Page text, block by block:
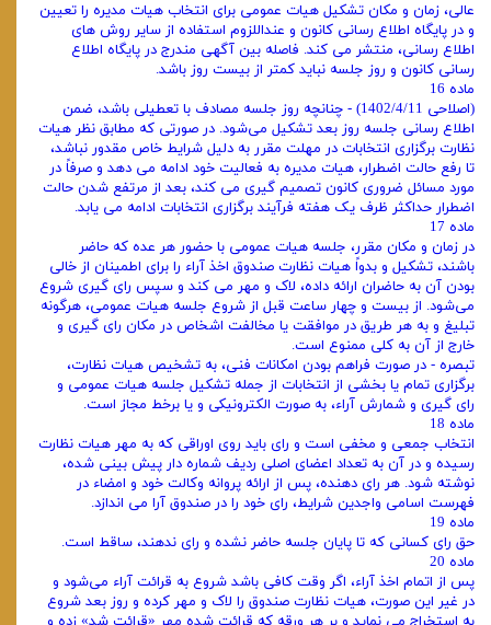
عالی، زمان و مکان تشکیل هیات عمومی برای انتخاب هیات ‌مدیره را تعیین
و در پایگاه اطلاع ‌رسانی کانون و عنداللزوم استفاده از سایر روش‌ های
اطلاع ‌رسانی، منتشر می کند. فاصله بین آگهی مندرج در پایگاه اطلاع
‌رسانی کانون و روز جلسه نباید کمتر از بیست روز باشد.
ماده 16
(اصلاحی 1402/4/11) - چنانچه روز جلسه مصادف با تعطیلی باشد، ضمن
اطلاع رسانی جلسه روز بعد تشکیل می‌شود. در صورتی که مطابق نظر هیات
نظارت برگزاری انتخابات در مهلت مقرر به دلیل شرایط خاص مقدور نباشد،
تا رفع حالت اضطرار، هیات مدیره به فعالیت خود ادامه می دهد و صرفاً در
مورد مسائل ضروری کانون تصمیم گیری می کند، بعد از مرتفع شدن حالت
اضطرار حداکثر ظرف یک هفته فرآیند برگزاری انتخابات ادامه می یابد.
ماده 17
در زمان و مکان مقرر، جلسه هیات عمومی با حضور هر عده که حاضر
باشند، تشکیل و بدواً هیات نظارت صندوق اخذ آراء را برای اطمینان از خالی
بودن آن به حاضران ارائه داده، لاک و مهر می کند و سپس رای ‌گیری شروع
می‌شود. از بیست و چهار ساعت قبل از شروع جلسه هیات عمومی، هرگونه
تبلیغ و به هر طریق در موافقت یا مخالفت اشخاص در مکان رای ‌گیری و
خارج از آن به کلی ممنوع است.
تبصره - در صورت فراهم بودن امکانات فنی، به تشخیص هیات نظارت،
برگزاری تمام یا بخشی از انتخابات از جمله تشکیل جلسه هیات عمومی و
رای ‌گیری و شمارش آراء، به ‌صورت الکترونیکی و یا برخط مجاز است.
ماده 18
انتخاب جمعی و مخفی است و رای باید روی اوراقی که به مهر هیات نظارت
رسیده و در آن به تعداد اعضای اصلی ردیف شماره ‌دار پیش بینی شده،
نوشته شود. هر رای ‌دهنده، پس از ارائه پروانه وکالت خود و امضاء در
فهرست اسامی واجدین شرایط، رای خود را در صندوق آرا می ‌اندازد.
ماده 19
حق رای کسانی که تا پایان جلسه حاضر نشده و رای ندهند، ساقط است.
ماده 20
پس از اتمام اخذ آراء، اگر وقت کافی باشد شروع به قرائت آراء می‌شود و
در غیر این صورت، هیات نظارت صندوق را لاک و مهر کرده و روز بعد شروع